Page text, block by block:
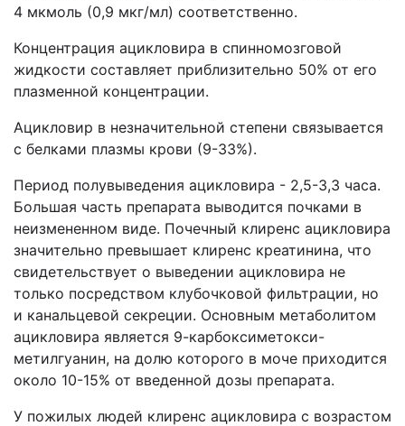
4 мкмоль (0,9 мкг/мл) соответственно.
Концентрация ацикловира в спинномозговой
жидкости составляет приблизительно 50% от его
плазменной концентрации.
Ацикловир в незначительной степени связывается
с белками плазмы крови (9-33%).
Период полувыведения ацикловира - 2,5-3,3 часа.
Большая часть препарата выводится почками в
неизмененном виде. Почечный клиренс ацикловира
значительно превышает клиренс креатинина, что
свидетельствует о выведении ацикловира не
только посредством клубочковой фильтрации, но
и канальцевой секреции. Основным метаболитом
ацикловира является 9-карбоксиметокси-
метилгуанин, на долю которого в моче приходится
около 10-15% от введенной дозы препарата.
У пожилых людей клиренс ацикловира с возрастом